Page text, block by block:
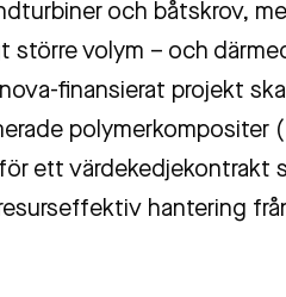
och båtskrov,
volym – och
finansierat projekt
polymerkompositer
ett värdekedjekontrakt
hantering